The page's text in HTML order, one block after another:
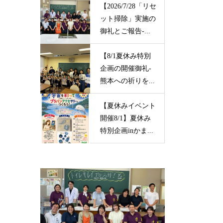
【2026/7/28「リセ
ット掃除」実施の
御礼とご報告-...
【8/1夏休み特別
企画の開催御礼-
熊本への祈りを...
【夏休みイベント
開催8/1】夏休み
特別企画inかま...